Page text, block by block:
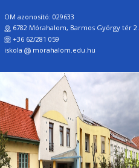
OM azonosító: 029633
6782 Mórahalom, Barmos György tér 2.
+36 62/281 059
iskola
morahalom.edu.hu